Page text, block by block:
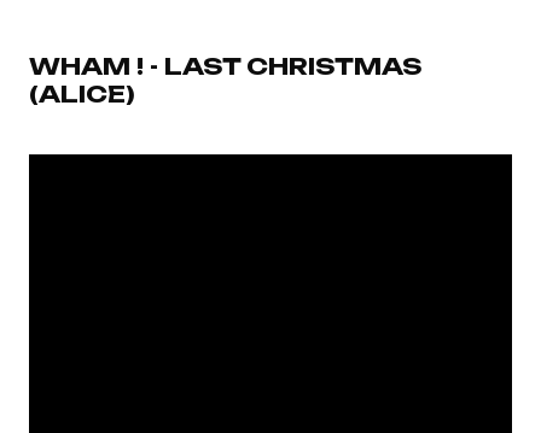
WHAM ! - LAST CHRISTMAS
(ALICE)